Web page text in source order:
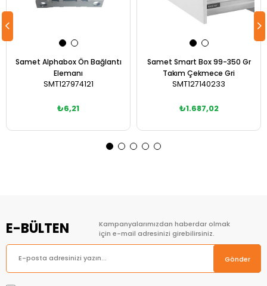
Samet Alphabox Ön Bağlantı
Elemanı
SMT127974121
₺6,21
Samet Smart Box 99-350 Gr
Takım Çekmece Gri
SMT127140233
₺1.687,02
E-BÜLTEN
Kampanyalarımızdan haberdar olmak
için e-mail adresinizi girebilirsiniz.
Gönder